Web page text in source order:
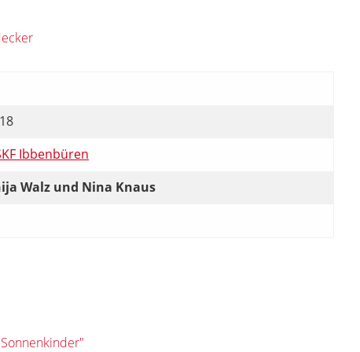
Ibbenbüren
Walz und Nina Knaus